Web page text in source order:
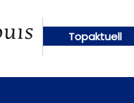
Topaktuell
Öffentliche